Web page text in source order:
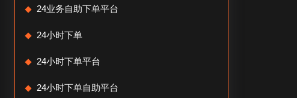
24业务自助下单平台
24小时下单
24小时下单平台
24小时下单自助平台